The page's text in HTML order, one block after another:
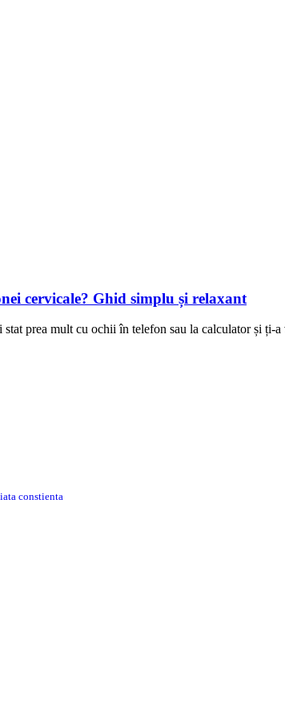
cervicale? Ghid simplu și relaxant
prea mult cu ochii în telefon sau la calculator și ți-
constienta